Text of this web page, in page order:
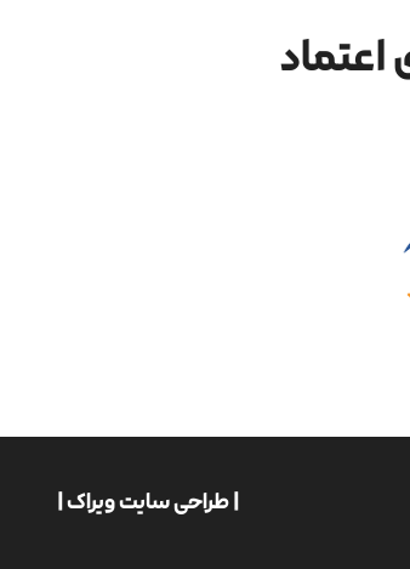
اعتماد
| طراحی سایت ویراک |